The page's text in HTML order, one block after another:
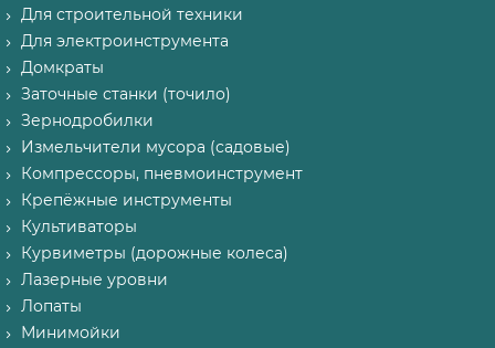
Для строительной техники
Для электроинструмента
Домкраты
Заточные станки (точило)
Зернодробилки
Измельчители мусора (садовые)
Компрессоры, пневмоинструмент
Крепёжные инструменты
Культиваторы
Курвиметры (дорожные колеса)
Лазерные уровни
Лопаты
Минимойки